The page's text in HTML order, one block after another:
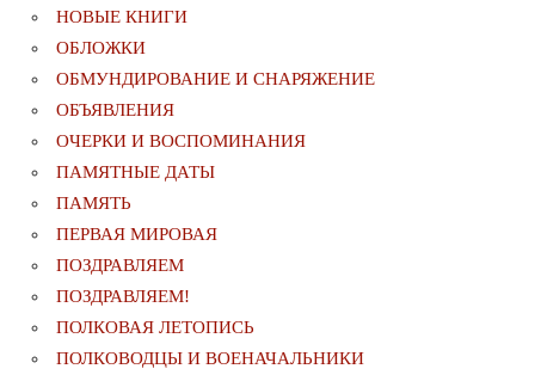
НОВЫЕ КНИГИ
ОБЛОЖКИ
ОБМУНДИРОВАНИЕ И СНАРЯЖЕНИЕ
ОБЪЯВЛЕНИЯ
ОЧЕРКИ И ВОСПОМИНАНИЯ
ПАМЯТНЫЕ ДАТЫ
ПАМЯТЬ
ПЕРВАЯ МИРОВАЯ
ПОЗДРАВЛЯЕМ
ПОЗДРАВЛЯЕМ!
ПОЛКОВАЯ ЛЕТОПИСЬ
ПОЛКОВОДЦЫ И ВОЕНАЧАЛЬНИКИ